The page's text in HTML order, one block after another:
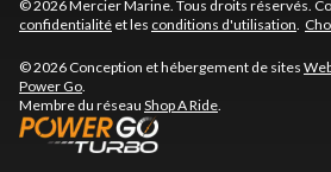
© 2026 Mercier Marine. Tous droits réservés.
confidentialité et les conditions d'utilisation
© 2026 Conception et hébergement de sites
Power Go
Membre du réseau Shop A Ride